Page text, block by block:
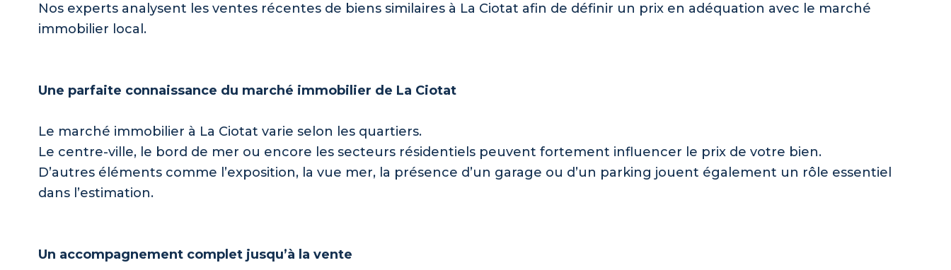
Nos experts analysent les ventes récentes de biens similaires à La Ciotat afin de définir un prix en adéquation avec le marché
immobilier local.
Une parfaite connaissance du marché immobilier de La Ciotat
Le marché immobilier à La Ciotat varie selon les quartiers.
Le centre-ville, le bord de mer ou encore les secteurs résidentiels peuvent fortement influencer le prix de votre bien.
D’autres éléments comme l’exposition, la vue mer, la présence d’un garage ou d’un parking jouent également un rôle essentiel
dans l’estimation.
Un accompagnement complet jusqu’à la vente